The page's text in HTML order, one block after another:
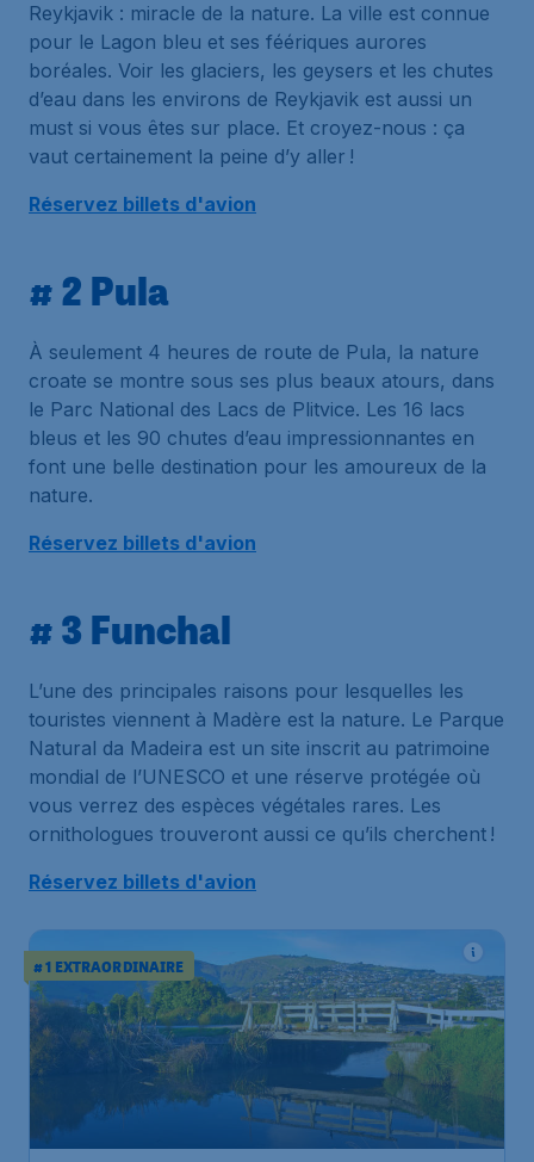
Reykjavik : miracle de la nature. La ville est connue
pour le Lagon bleu et ses féériques aurores
boréales. Voir les glaciers, les geysers et les chutes
d’eau dans les environs de Reykjavik est aussi un
must si vous êtes sur place. Et croyez-nous : ça
vaut certainement la peine d’y aller !
Réservez billets d'avion
# 2 Pula
À seulement 4 heures de route de Pula, la nature
croate se montre sous ses plus beaux atours, dans
le Parc National des Lacs de Plitvice. Les 16 lacs
bleus et les 90 chutes d’eau impressionnantes en
font une belle destination pour les amoureux de la
nature.
Réservez billets d'avion
# 3 Funchal
L’une des principales raisons pour lesquelles les
touristes viennent à Madère est la nature. Le Parque
Natural da Madeira est un site inscrit au patrimoine
mondial de l’UNESCO et une réserve protégée où
vous verrez des espèces végétales rares. Les
ornithologues trouveront aussi ce qu’ils cherchent !
Réservez billets d'avion
# 1 EXTRAORDINAIRE